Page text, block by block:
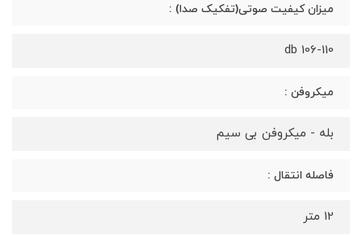
میزان کیفیت صوتی(تفکیک صدا) :
106-110 db
میکروفن :
بله - میکروفن بی سیم
فاصله انتقال :
12 متر